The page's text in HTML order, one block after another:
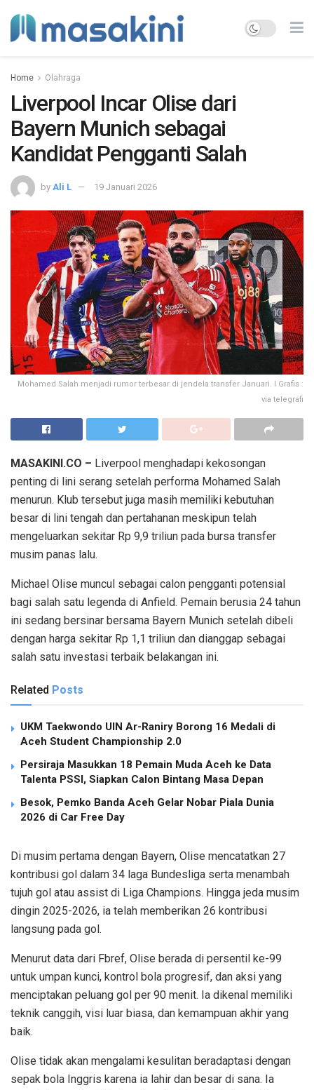
Home Olahraga
Liverpool Incar Olise dari
Bayern Munich sebagai
Kandidat Pengganti Salah
by Ali L 19 Januari 2026
Mohamed Salah menjadi rumor terbesar di jendela transfer Januari. I Grafis :
via telegrafi
MASAKINI.CO – Liverpool menghadapi kekosongan
penting di lini serang setelah performa Mohamed Salah
menurun. Klub tersebut juga masih memiliki kebutuhan
besar di lini tengah dan pertahanan meskipun telah
mengeluarkan sekitar Rp 9,9 triliun pada bursa transfer
musim panas lalu.
Michael Olise muncul sebagai calon pengganti potensial
bagi salah satu legenda di Anfield. Pemain berusia 24 tahun
ini sedang bersinar bersama Bayern Munich setelah dibeli
dengan harga sekitar Rp 1,1 triliun dan dianggap sebagai
salah satu investasi terbaik belakangan ini.
Related Posts
UKM Taekwondo UIN Ar-Raniry Borong 16 Medali di
Aceh Student Championship 2.0
Persiraja Masukkan 18 Pemain Muda Aceh ke Data
Talenta PSSI, Siapkan Calon Bintang Masa Depan
Besok, Pemko Banda Aceh Gelar Nobar Piala Dunia
2026 di Car Free Day
Di musim pertama dengan Bayern, Olise mencatatkan 27
kontribusi gol dalam 34 laga Bundesliga serta menambah
tujuh gol atau assist di Liga Champions. Hingga jeda musim
dingin 2025-2026, ia telah memberikan 26 kontribusi
langsung pada gol.
Menurut data dari Fbref, Olise berada di persentil ke-99
untuk umpan kunci, kontrol bola progresif, dan aksi yang
menciptakan peluang gol per 90 menit. Ia dikenal memiliki
teknik canggih, visi luar biasa, dan kemampuan akhir yang
baik.
Olise tidak akan mengalami kesulitan beradaptasi dengan
sepak bola Inggris karena ia lahir dan besar di sana. Ia